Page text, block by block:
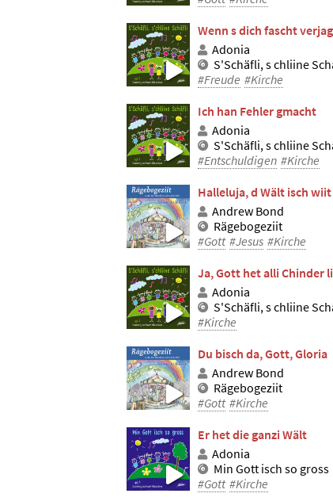
Wenn s dich fascht
Adonia
S'Schäfli, s chliine
#Freude #Kirche
Ich han Fehler gmacht
Adonia
S'Schäfli, s chliine
#Entschuldigen #Kirche
Halleluja, d Wält isch wiit
Andrew Bond
Rägebogeziit
#Gott #Jesus #Kirche
Ja, Gott het alli Chinder
Adonia
S'Schäfli, s chliine
#Kirche
Du bisch da, Gott, Gloria
Andrew Bond
Rägebogeziit
#Gott #Kirche
Er het die ganzi Wält
Adonia
Min Gott isch so gross
#Gott #Kirche